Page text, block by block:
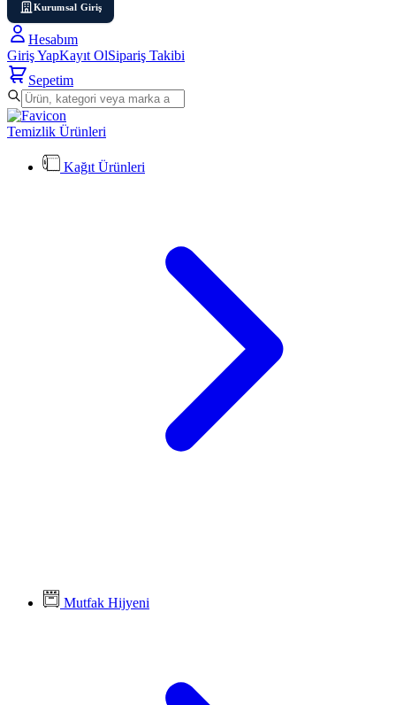
Kurumsal Giriş
Hesabım
Giriş YapKayıt OlSipariş Takibi
Sepetim
Temizlik Ürünleri
Kağıt Ürünleri
Mutfak Hijyeni